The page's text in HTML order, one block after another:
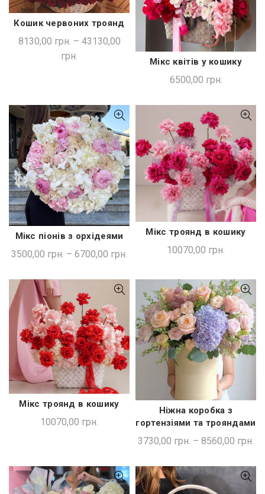
ШВИДКА ПОКУПКА
Кошик червоних троянд
8130,00 грн. – 43130,00
грн.
ДОДАТИ В КОШИК
Мікс квітів у кошику
6500,00 грн.
ШВИДКА ПОКУПКА
Мікс піонів з орхідеями
3500,00 грн. – 6700,00 грн.
ДОДАТИ В КОШИК
Мікс троянд в кошику
10070,00 грн.
ДОДАТИ В КОШИК
Мікс троянд в кошику
10070,00 грн.
ШВИДКА ПОКУПКА
Ніжна коробка з
гортензіями та трояндами
3730,00 грн. – 8560,00 грн.